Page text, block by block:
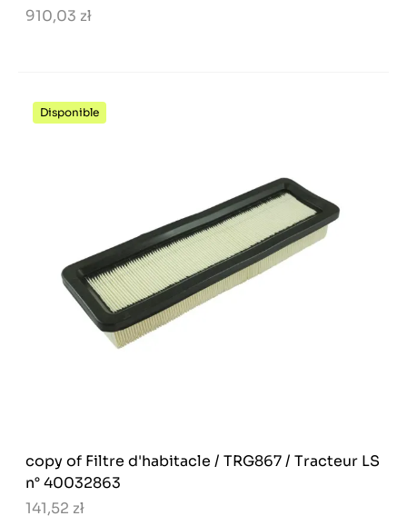
910,03 zł
Disponible
copy of Filtre d'habitacle / TRG867 / Tracteur LS
n° 40032863
141,52 zł